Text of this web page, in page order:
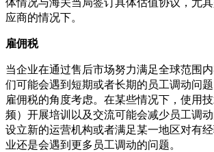
应商的情况下。
雇佣税
当企业在通过售后市场努力满足全球范围
们可能会遇到短期或者长期的员工调动问
雇佣税的角度考虑。在某些情况下，使用
频）开展培训以及交流可能会减少员工调
设立新的运营机构或者满足某一地区对有
业还是会遇到更多员工调动的问题。